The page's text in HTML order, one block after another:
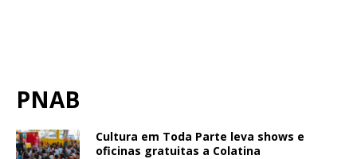
PNAB
Cultura em Toda Parte leva shows e
oficinas gratuitas a Colatina